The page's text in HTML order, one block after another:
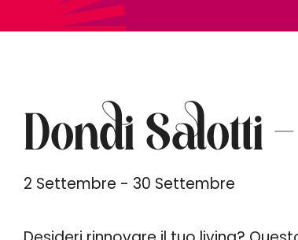
Dondi Salotti
2 Settembre - 30 Settembre